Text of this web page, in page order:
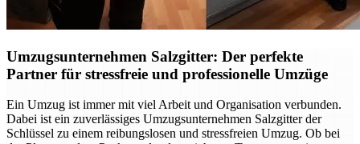
Umzugsunternehmen Salzgitter: Der perfekte
Partner für stressfreie und professionelle Umzüge
Ein Umzug ist immer mit viel Arbeit und Organisation verbunden.
Dabei ist ein zuverlässiges Umzugsunternehmen Salzgitter der
Schlüssel zu einem reibungslosen und stressfreien Umzug. Ob bei